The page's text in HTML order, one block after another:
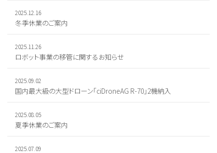
2025.12.16
冬季休業のご案内
2025.11.26
ロボット事業の移管に関するお知らせ
2025.09.02
国内最大級の大型ドローン「ciDroneAG R-70」2機納入
2025.08.05
夏季休業のご案内
2025.07.09